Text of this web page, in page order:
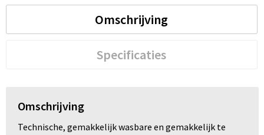
Omschrijving
Specificaties
Omschrijving
Technische, gemakkelijk wasbare en gemakkelijk te